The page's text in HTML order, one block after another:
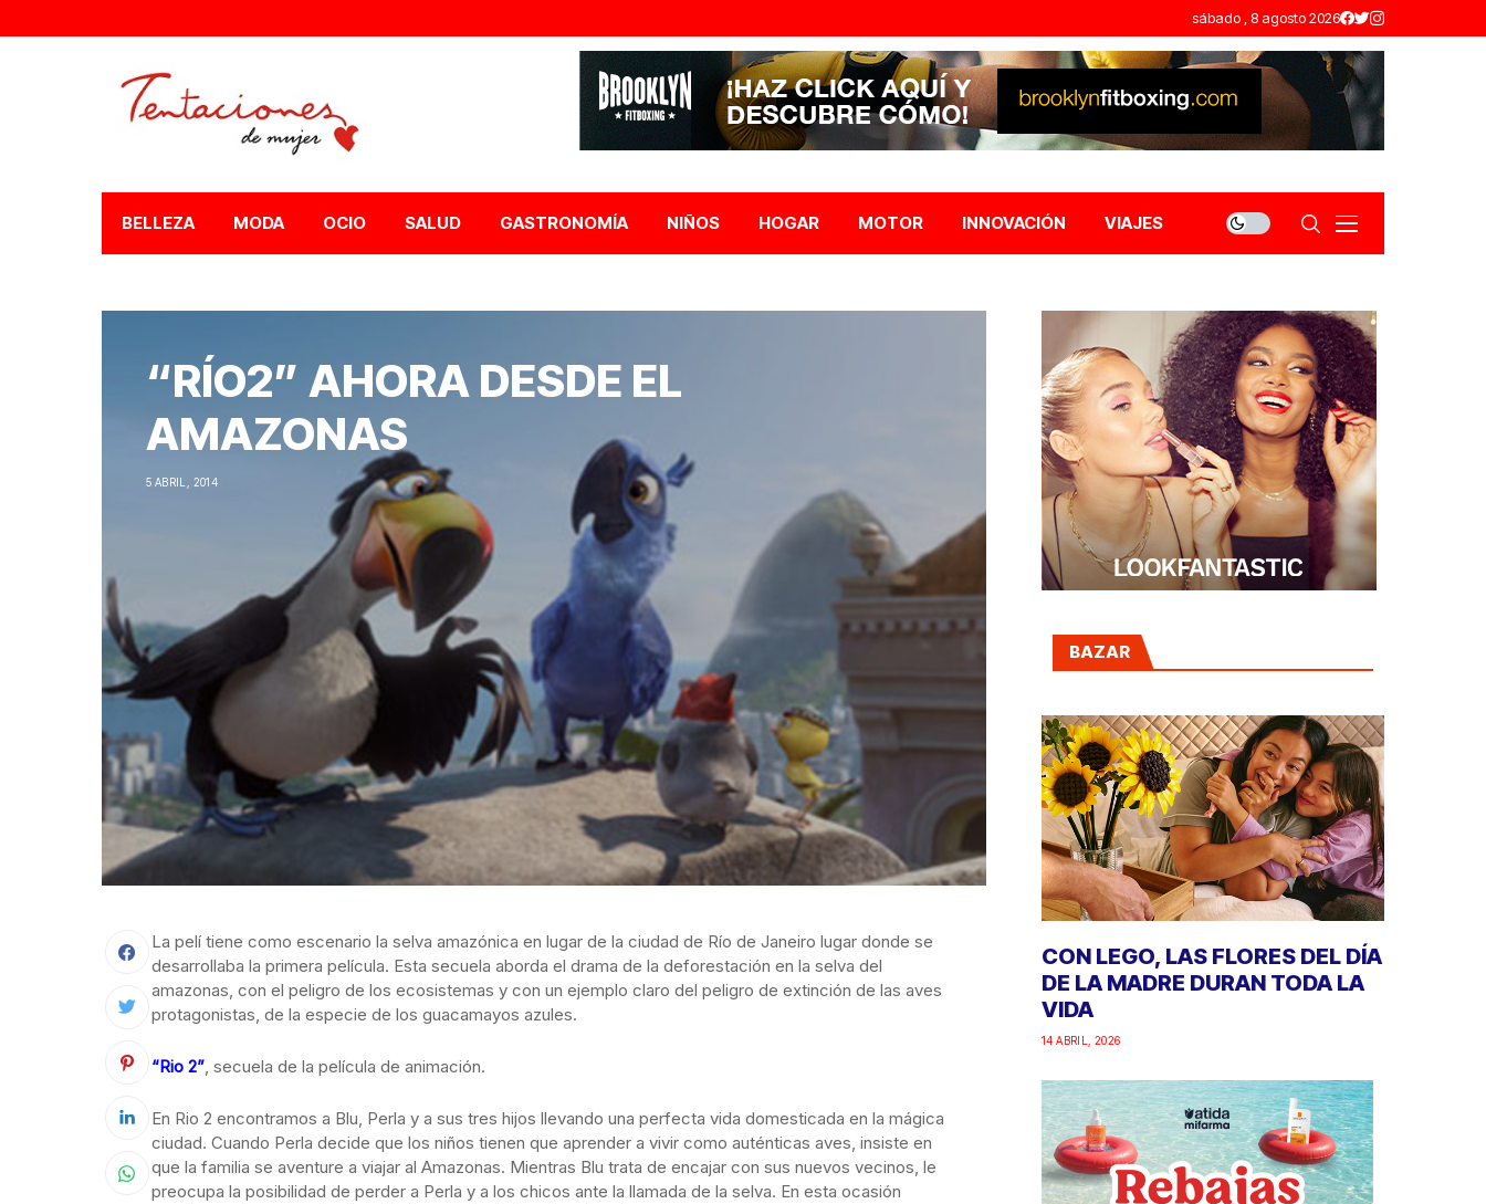
sábado , 8 agosto 2026
BELLEZA MODA OCIO SALUD GASTRONOMÍA NIÑOS HOGAR MOTOR INNOVACIÓN VIAJES
“RÍO2” AHORA DESDE EL
AMAZONAS
5 ABRIL, 2014
La pelí tiene como escenario la selva amazónica en lugar de la ciudad de Río de Janeiro lugar donde se
desarrollaba la primera película. Esta secuela aborda el drama de la deforestación en la selva del
amazonas, con el peligro de los ecosistemas y con un ejemplo claro del peligro de extinción de las aves
protagonistas, de la especie de los guacamayos azules.
“Rio 2”, secuela de la película de animación.
En Rio 2 encontramos a Blu, Perla y a sus tres hijos llevando una perfecta vida domesticada en la mágica
ciudad. Cuando Perla decide que los niños tienen que aprender a vivir como auténticas aves, insiste en
que la familia se aventure a viajar al Amazonas. Mientras Blu trata de encajar con sus nuevos vecinos, le
preocupa la posibilidad de perder a Perla y a los chicos ante la llamada de la selva. En esta ocasión
BAZAR
CON LEGO, LAS FLORES DEL DÍA
DE LA MADRE DURAN TODA LA
VIDA
14 ABRIL, 2026